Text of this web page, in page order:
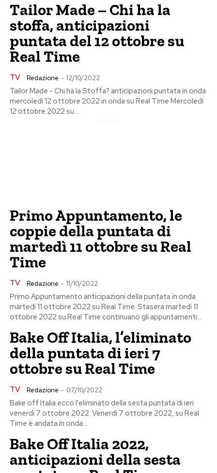
Tailor Made – Chi ha la
stoffa, anticipazioni
puntata del 12 ottobre su
Real Time
TV Redazione - 12/10/2022
Tailor Made - Chi ha la Stoffa? anticipazioni puntata in onda
mercoledì 12 ottobre 2022 in onda su Real Time Mercoledì
12 ottobre 2022 su...
Primo Appuntamento, le
coppie della puntata di
martedì 11 ottobre su Real
Time
TV Redazione - 11/10/2022
Primo Appuntamento anticipazioni della puntata in onda
martedì 11 ottobre 2022 su Real Time. Stasera martedì 11
ottobre 2022 su Real Time continuano gli appuntamenti...
Bake Off Italia, l’eliminato
della puntata di ieri 7
ottobre su Real Time
TV Redazione - 07/10/2022
Bake off Italia ecco l'eliminato della sesta puntata di ieri
venerdì 7 ottobre 2022. Venerdì 7 ottobre 2022, su Real
Time è andata in onda...
Bake Off Italia 2022,
anticipazioni della sesta